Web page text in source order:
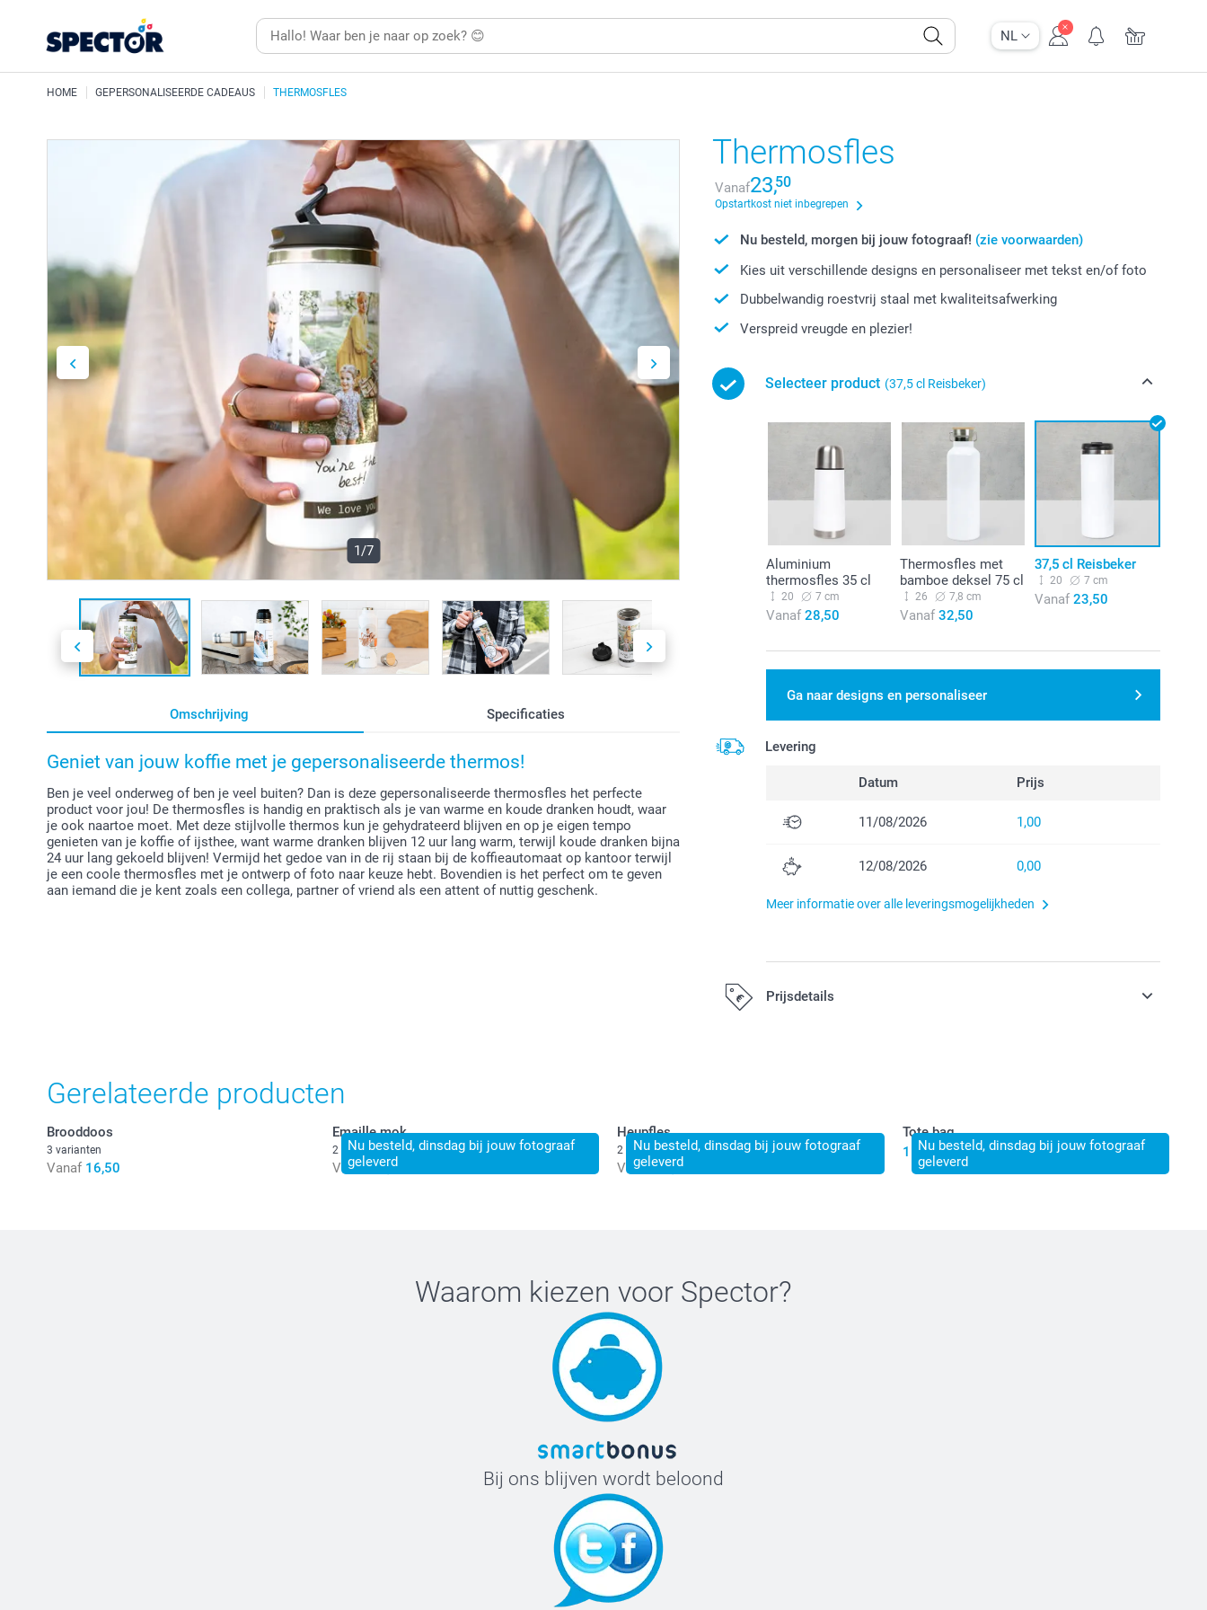
NL
HOME GEPERSONALISEERDE CADEAUS THERMOSFLES
1/7
Omschrijving Specificaties
Geniet van jouw koffie met je gepersonaliseerde thermos!
Ben je veel onderweg of ben je veel buiten? Dan is deze gepersonaliseerde thermosfles het perfecte
product voor jou! De thermosfles is handig en praktisch als je van warme en koude dranken houdt, waar
je ook naartoe moet. Met deze stijlvolle thermos kun je gehydrateerd blijven en op je eigen tempo
genieten van je koffie of ijsthee, want warme dranken blijven 12 uur lang warm, terwijl koude dranken bijna
24 uur lang gekoeld blijven! Vermijd het gedoe van in de rij staan bij de koffieautomaat op kantoor terwijl
je een coole thermosfles met je ontwerp of foto naar keuze hebt. Bovendien is het perfect om te geven
aan iemand die je kent zoals een collega, partner of vriend als een attent of nuttig geschenk.
Thermosfles
Vanaf23,50
Opstartkost niet inbegrepen
Nu besteld, morgen bij jouw fotograaf! (zie voorwaarden)
Kies uit verschillende designs en personaliseer met tekst en/of foto
Dubbelwandig roestvrij staal met kwaliteitsafwerking
Verspreid vreugde en plezier!
Selecteer product (37,5 cl Reisbeker)
Aluminium
thermosfles 35 cl
20 7 cm
Vanaf 28,50
Thermosfles met
bamboe deksel 75 cl
26 7,8 cm
Vanaf 32,50
37,5 cl Reisbeker
20 7 cm
Vanaf23,50
Ga naar designs en personaliseer
Levering
Datum Prijs
11/08/2026 1,00
12/08/2026 0,00
Meer informatie over alle leveringsmogelijkheden
Prijsdetails
Gerelateerde producten
Brooddoos
3 varianten
Vanaf 16,50
Nu besteld, dinsdag bij jouw fotograaf
geleverd
Emaille mok
2 varianten
Vanaf 14,50
Nu besteld, dinsdag bij jouw fotograaf
geleverd
Heupfles
2 varianten
Vanaf 23,50
Nu besteld, dinsdag bij jouw fotograaf
geleverd
Tote bag
15,50
Waarom kiezen voor Spector?
Bij ons blijven wordt beloond